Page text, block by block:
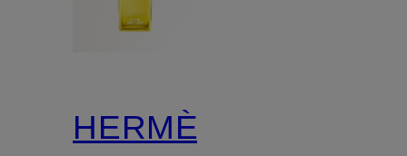
HERMÈS